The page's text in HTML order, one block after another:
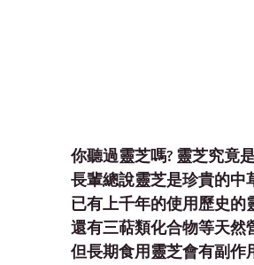
你聽過靈芝嗎? 靈芝究竟
長輩總說靈芝是珍貴的中
已有上千年的使用歷史的
還有三萜類化合物等天然
但長期食用靈芝會有副作